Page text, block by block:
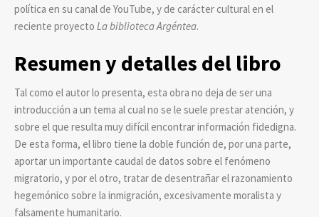
política en su canal de YouTube, y de carácter cultural en el
reciente proyecto La biblioteca Argéntea.
Resumen y detalles del libro
Tal como el autor lo presenta, esta obra no deja de ser una
introducción a un tema al cual no se le suele prestar atención, y
sobre el que resulta muy difícil encontrar información fidedigna.
De esta forma, el libro tiene la doble función de, por una parte,
aportar un importante caudal de datos sobre el fenómeno
migratorio, y por el otro, tratar de desentrañar el razonamiento
hegemónico sobre la inmigración, excesivamente moralista y
falsamente humanitario.